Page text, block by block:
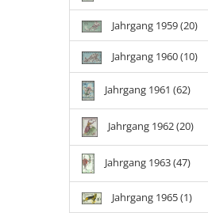
Jahrgang 1959 (20)
Jahrgang 1960 (10)
Jahrgang 1961 (62)
Jahrgang 1962 (20)
Jahrgang 1963 (47)
Jahrgang 1965 (1)